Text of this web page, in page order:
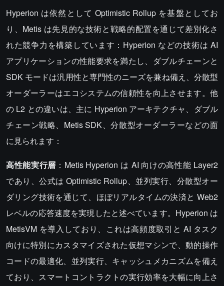
Hyperion は依然として Optimistic Rollup を基盤としてお
り、Metis は先見的な技術と戦略的配置を通じて差別化さ
れた競争力を構築しています：Hyperion などの技術は AI
アプリケーションの性能要求を満たし、ダブルチェーンと
SDK モードは汎用性と専門性のニーズを兼ね備え、分散型
オーダーラーはエコシステムの信頼性を向上させます。他
の L2 との違いは、主に Hyperion アーキテクチャ、ダブル
チェーン戦略、Metis SDK、分散型オーダーラーなどの面
に見られます：
高性能実行層 ：Metis Hyperion は AI 向けの高性能 Layer2
であり、公式は Optimistic Rollup、並列実行、分散型オー
ダリング技術を通じて、ほぼリアルタイムの決済と Web2
レベルの応答速度を実現したと述べています。Hyperion は
MetisVM を導入しており、これは高頻度取引と AI タスク
向けに特別にカスタマイズされた仮想マシンで、動的操作
コードの最適化、並列実行、キャッシュメカニズムを備え
ており、スマートコントラクトの実行効率を大幅に向上さ